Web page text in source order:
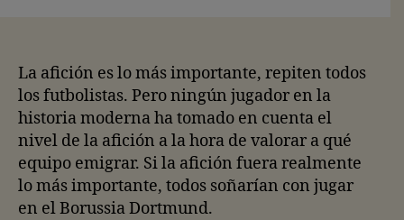
La afición es lo más importante, repiten todos
los futbolistas. Pero ningún jugador en la
historia moderna ha tomado en cuenta el
nivel de la afición a la hora de valorar a qué
equipo emigrar. Si la afición fuera realmente
lo más importante, todos soñarían con jugar
en el Borussia Dortmund.